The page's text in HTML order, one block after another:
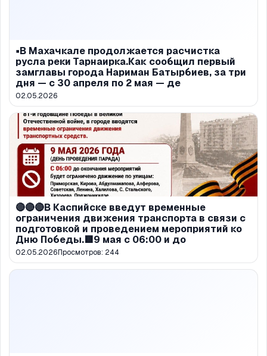
▪️В Махачкале продолжается расчистка
русла реки Тарнаирка.Как сообщил первый
замглавы города Нариман Батырбиев, за три
дня — с 30 апреля по 2 мая — де
02.05.2026
🔴🔴🔴В Каспийске введут временные
ограничения движения транспорта в связи с
подготовкой и проведением мероприятий ко
Дню Победы.🟥9 мая с 06:00 и до
02.05.2026Просмотров: 244